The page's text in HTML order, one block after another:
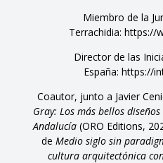
Miembro de la
Terrachidia: https://
Director de las
España: https://
Coautor, junto a Javier
Gray: Los más bellos
Andalucía(ORO Editions,
de Medio siglo sin
cultura arquitectónica